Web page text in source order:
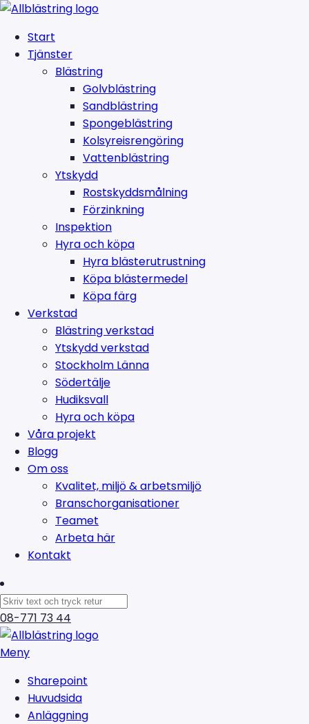
Start
Tjänster
Blästring
Golvblästring
Sandblästring
Spongeblästring
Kolsyreisrengöring
Vattenblästring
Ytskydd
Rostskyddsmålning
Förzinkning
Inspektion
Hyra och köpa
Hyra blästerutrustning
Köpa blästermedel
Köpa färg
Verkstad
Blästring verkstad
Ytskydd verkstad
Stockholm Länna
Södertälje
Hudiksvall
Hyra och köpa
Våra projekt
Blogg
Om oss
Kvalitet, miljö & arbetsmiljö
Branschorganisationer
Teamet
Arbeta här
Kontakt
08-771 73 44
Meny
Sharepoint
Huvudsida
Anläggning